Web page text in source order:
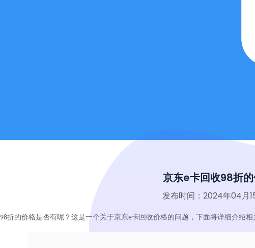
京东e卡回收98折
发布时间：2024年04月
98折的价格是否有呢？这是一个关于京东e卡回收价格的问题，下面将详细介绍相